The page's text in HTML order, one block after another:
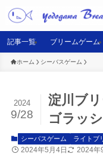
記事一覧 ブリームゲーム
ホーム シーバスゲーム
淀川ブ
ゴラッ
2024
9/28
シーバスゲーム ライトブ
2024年5月4日 2024年